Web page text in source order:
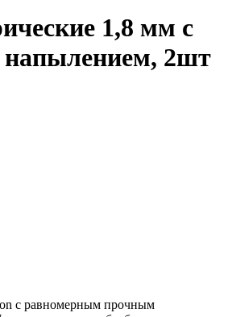
1,8 мм с
2шт
с равномерным прочным